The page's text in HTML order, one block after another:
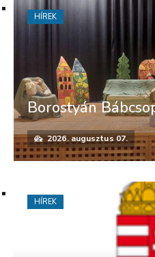
Borostyán
2026. augusztus 07.
HÍREK
HÍREK